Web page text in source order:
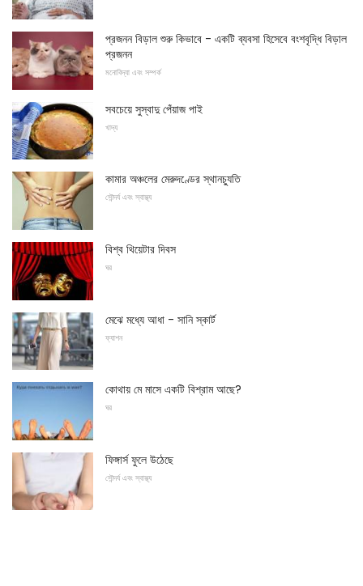
প্রজনন বিড়াল শুরু কিভাবে - একটি ব্যবসা হিসেবে বংশবৃদ্ধি বিড়াল
প্রজনন
মনোবিদ্যা এবং সম্পর্ক
সবচেয়ে সুস্বাদু পেঁয়াজ পাই
খাদ্য
কামার অঞ্চলের মেরুদণ্ডের স্থানচ্যুতি
সৌন্দর্য এবং স্বাস্থ্য
বিশ্ব থিয়েটার দিবস
ঘর
মেঝে মধ্যে আধা - সানি স্কার্ট
ফ্যাশন
কোথায় মে মাসে একটি বিশ্রাম আছে?
ঘর
ফিঙ্গার্স ফুলে উঠেছে
সৌন্দর্য এবং স্বাস্থ্য